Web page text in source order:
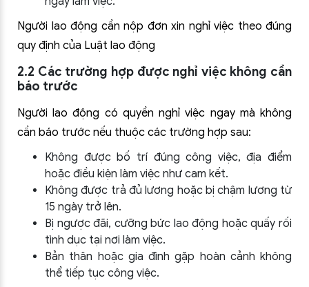
Người lao động cần nộp đơn xin nghỉ việc theo đúng
quy định của Luật lao động
2.2 Các trường hợp được nghỉ việc không cần
báo trước
Người lao động có quyền nghỉ việc ngay mà không
cần báo trước nếu thuộc các trường hợp sau:
Không được bố trí đúng công việc, địa điểm
hoặc điều kiện làm việc như cam kết.
Không được trả đủ lương hoặc bị chậm lương từ
15 ngày trở lên.
Bị ngược đãi, cưỡng bức lao động hoặc quấy rối
tình dục tại nơi làm việc.
Bản thân hoặc gia đình gặp hoàn cảnh không
thể tiếp tục công việc.